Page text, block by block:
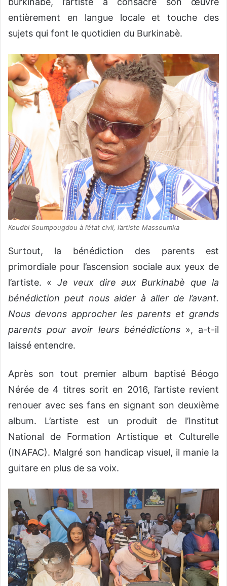
entièrement en langue locale et touche des
sujets qui font le quotidien du Burkinabè.
Koudbi Soumpougdou à l’état civil, l’artiste Massoumka
Surtout, la bénédiction des parents est
primordiale pour l’ascension sociale aux yeux de
l’artiste. « Je veux dire aux Burkinabè que la
bénédiction peut nous aider à aller de l’avant.
Nous devons approcher les parents et grands
parents pour avoir leurs bénédictions», a-t-il
laissé entendre.
Après son tout premier album baptisé Béogo
Nérée de 4 titres sorit en 2016, l’artiste revient
renouer avec ses fans en signant son deuxième
album. L’artiste est un produit de l’Institut
National de Formation Artistique et Culturelle
(INAFAC). Malgré son handicap visuel, il manie la
guitare en plus de sa voix.